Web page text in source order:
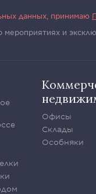
данных, принимаю
и
Офисы
Склады
Особняки